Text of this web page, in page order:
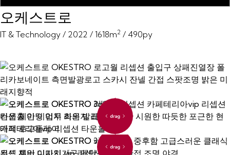
오케스트로
IT & Technology / 2022 / 1618m2 / 490py